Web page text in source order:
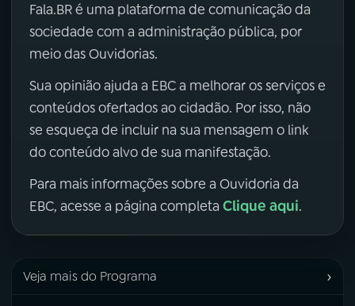
Fala.BR é uma plataforma de comunicação da
sociedade com a administração pública, por
meio das Ouvidorias.
Sua opinião ajuda a EBC a melhorar os serviços e
conteúdos ofertados ao cidadão. Por isso, não
se esqueça de incluir na sua mensagem o link
do conteúdo alvo de sua manifestação.
Para mais informações sobre a Ouvidoria da
EBC, acesse a página completa Clique aqui.
Veja mais do Programa ›